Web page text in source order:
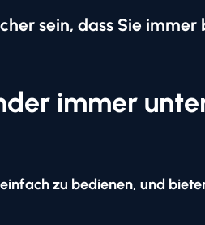
sein, dass Sie immer
immer
zu bedienen, und